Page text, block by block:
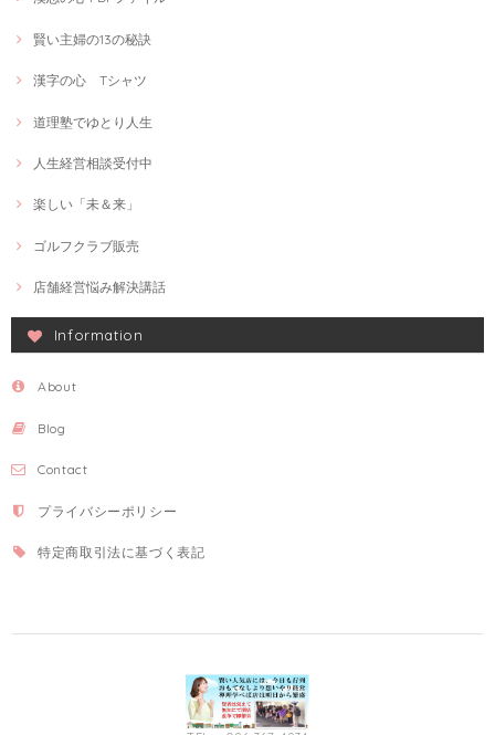
賢い主婦の13の秘訣
漢字の心 Tシャツ
道理塾でゆとり人生
人生経営相談受付中
楽しい「未＆来」
ゴルフクラブ販売
店舗経営悩み解決講話
Information
About
Blog
Contact
プライバシーポリシー
特定商取引法に基づく表記